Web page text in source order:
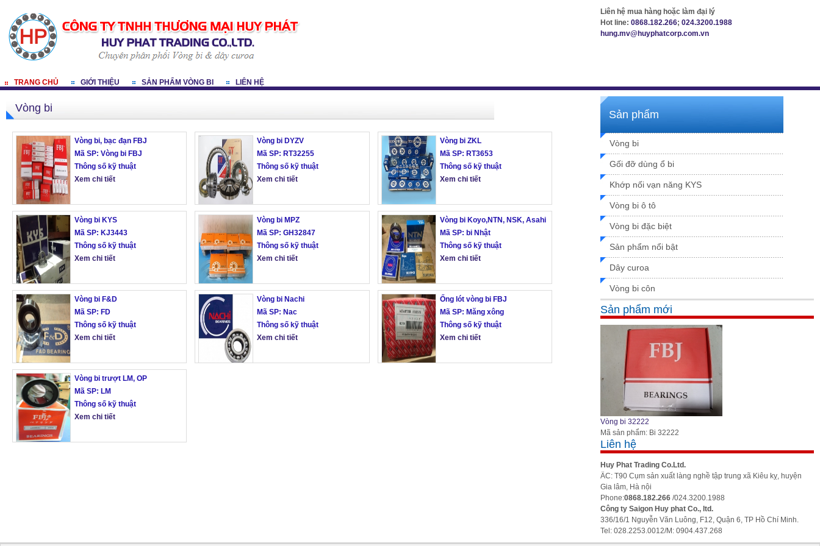
Liên hệ mua hàng hoặc làm đại lý
Hot line:0868.182.266;024.3200.1988
hung.mv@huyphatcorp.com.vn
TRANG CHỦ GIỚI THIỆU SẢN PHẨM VÒNG BI LIÊN HỆ
Vòng bi
Vòng bi, bạc đạn FBJ
Mã SP: Vòng bi FBJ
Thông số kỹ thuật
Xem chi tiết
Vòng bi DYZV
Mã SP: RT32255
Thông số kỹ thuật
Xem chi tiết
Vòng bi ZKL
Mã SP: RT3653
Thông số kỹ thuật
Xem chi tiết
Vòng bi KYS
Mã SP: KJ3443
Thông số kỹ thuật
Xem chi tiết
Vòng bi MPZ
Mã SP: GH32847
Thông số kỹ thuật
Xem chi tiết
Vòng bi Koyo,NTN, NSK, Asahi
Mã SP: bi Nhật
Thông số kỹ thuật
Xem chi tiết
Vòng bi F&D
Mã SP: FD
Thông số kỹ thuật
Xem chi tiết
Vòng bi Nachi
Mã SP: Nac
Thông số kỹ thuật
Xem chi tiết
Ống lót vòng bi FBJ
Mã SP: Măng xông
Thông số kỹ thuật
Xem chi tiết
Vòng bi trượt LM, OP
Mã SP: LM
Thông số kỹ thuật
Xem chi tiết
Sản phẩm
Vòng bi
Gối đỡ dùng ổ bi
Khớp nối vạn năng KYS
Vòng bi ô tô
Vòng bi đặc biệt
Sản phẩm nổi bật
Dây curoa
Vòng bi côn
Sản phẩm mới
Vòng bi 32222
Mã sản phẩm: Bi 32222
Liên hệ
Huy Phat Trading Co.Ltd.
ÄC: T90 Cụm sản xuất làng nghề tập trung xã Kiêu kỵ, huyện
Gia lâm, Hà nội
Phone:0868.182.266/024.3200.1988
Công ty Saigon Huy phat Co., ltd.
336/16/1 Nguyễn Văn Luông, F12, Quận 6, TP Hồ Chí Minh.
Tel: 028.2253.0012/M: 0904.437.268